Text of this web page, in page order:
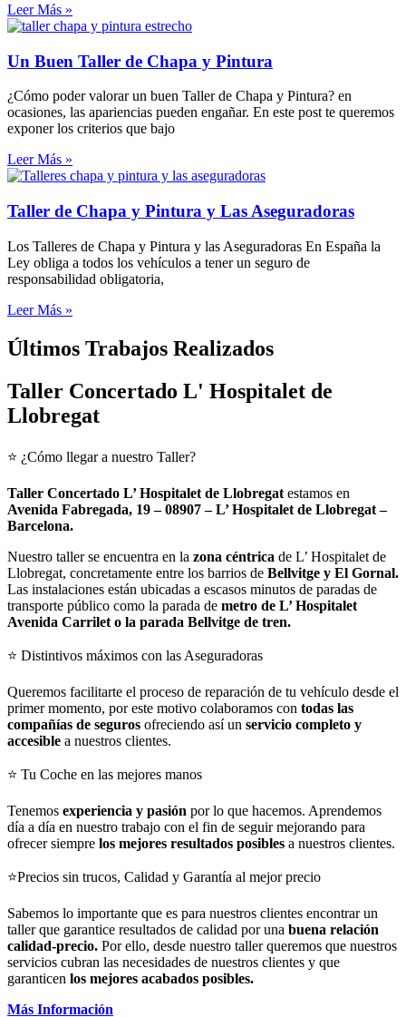
Leer Más »
Un Buen Taller de Chapa y Pintura
¿Cómo poder valorar un buen Taller de Chapa y Pintura? en
ocasiones, las apariencias pueden engañar. En este post te queremos
exponer los criterios que bajo
Leer Más »
Taller de Chapa y Pintura y Las Aseguradoras
Los Talleres de Chapa y Pintura y las Aseguradoras En España la
Ley obliga a todos los vehículos a tener un seguro de
responsabilidad obligatoria,
Leer Más »
Últimos Trabajos Realizados
Taller Concertado L' Hospitalet de
Llobregat
⭐ ¿Cómo llegar a nuestro Taller?
Taller Concertado L’ Hospitalet de Llobregat estamos en
Avenida Fabregada, 19– 08907 – L’ Hospitalet de Llobregat –
Barcelona.
Nuestro taller se encuentra en la zona céntrica de L’ Hospitalet de
Llobregat, concretamente entre los barrios de Bellvitge y El Gornal.
Las instalaciones están ubicadas a escasos minutos de paradas de
transporte público como la parada de metro de L’ Hospitalet
Avenida Carrilet o la parada Bellvitge de tren.
⭐ Distintivos máximos con las Aseguradoras
Queremos facilitarte el proceso de reparación de tu vehículo desde el
primer momento, por este motivo colaboramos con todas las
compañías de seguros ofreciendo así un servicio completo y
accesible a nuestros clientes.
⭐ Tu Coche en las mejores manos
Tenemos experiencia y pasión por lo que hacemos. Aprendemos
día a día en nuestro trabajo con el fin de seguir mejorando para
ofrecer siempre los mejores resultados posibles a nuestros clientes.
⭐Precios sin trucos, Calidad y Garantía al mejor precio
Sabemos lo importante que es para nuestros clientes encontrar un
taller que garantice resultados de calidad por una buena relación
calidad-precio. Por ello, desde nuestro taller queremos que nuestros
servicios cubran las necesidades de nuestros clientes y que
garanticen los mejores acabados posibles.
Más Información